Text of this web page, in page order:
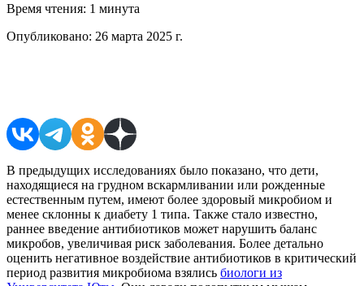
Время чтения: 1 минута
Опубликовано: 26 марта 2025 г.
В предыдущих исследованиях было показано, что дети,
находящиеся на грудном вскармливании или рожденные
естественным путем, имеют более здоровый микробиом и
менее склонны к диабету 1 типа. Также стало известно,
раннее введение антибиотиков может нарушить баланс
микробов, увеличивая риск заболевания. Более детально
оценить негативное воздействие антибиотиков в критический
период развития микробиома взялись биологи из